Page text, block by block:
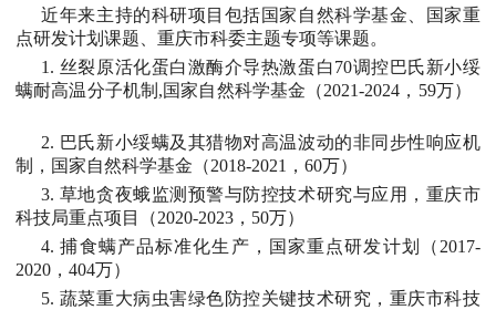
近年来主持的科研项目包括国家自然科学基金、国家重
点研发计划课题、重庆市科委主题专项等课题。
1. 丝裂原活化蛋白激酶介导热激蛋白70调控巴氏新小绥
螨耐高温分子机制,国家自然科学基金（2021-2024，59万）
2. 巴氏新小绥螨及其猎物对高温波动的非同步性响应机
制，国家自然科学基金（2018-2021，60万）
3. 草地贪夜蛾监测预警与防控技术研究与应用，重庆市
科技局重点项目（2020-2023，50万）
4. 捕食螨产品标准化生产，国家重点研发计划（2017-
2020，404万）
5. 蔬菜重大病虫害绿色防控关键技术研究，重庆市科技